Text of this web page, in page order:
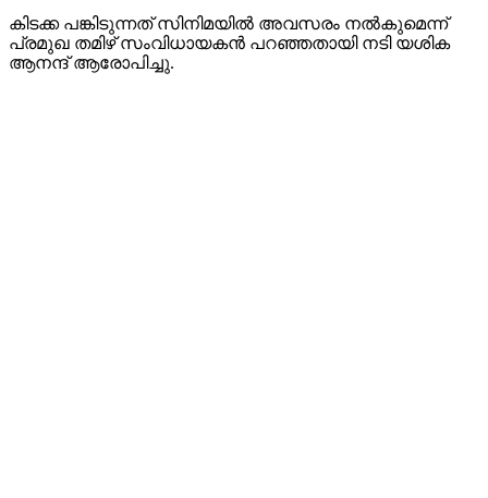
കിടക്ക പങ്കിടുന്നത് സിനിമയിൽ അവസരം നൽകുമെന്ന്
പ്രമുഖ തമിഴ് സംവിധായകൻ പറഞ്ഞതായി നടി യശിക
ആനന്ദ് ആരോപിച്ചു.